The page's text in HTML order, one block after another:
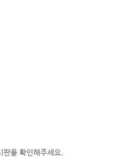
을 확인해주세요.